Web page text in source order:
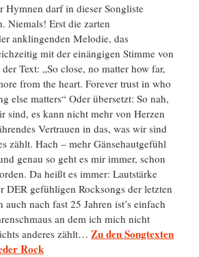
Hymnen darf in dieser Songliste
Niemals! Erst die zarten
anklingenden Melodie, das
mit der einängigen Stimme von
Text: „So close, no matter how far,
from the heart. Forever trust in who
else matters“ Oder übersetzt: So nah,
sind, es kann nicht mehr von Herzen
Vertrauen in das, was wir sind
zählt. Hach – mehr Gänsehautgefühl
genau so geht es mir immer, schon
Da heißt es immer: Lautstärke
DER gefühligen Rocksongs der letzten
auch nach fast 25 Jahren ist’s einfach
an dem ich mich nicht
anderes zählt… Zu den Songtexten
Rock